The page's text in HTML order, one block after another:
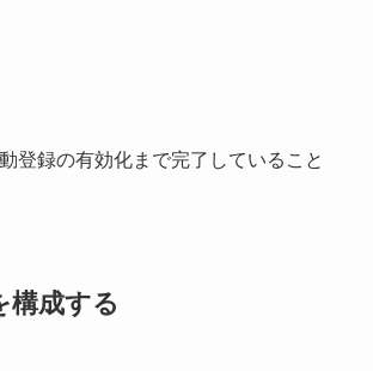
登録の有効化まで完了していること
構成する